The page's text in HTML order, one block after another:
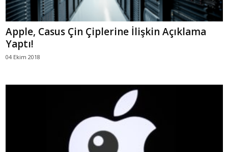
Apple, Casus Çin Çiplerine İlişkin Açıklama
Yaptı!
04 Ekim 2018